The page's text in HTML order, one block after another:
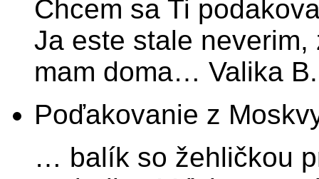
Chcem sa Ti
Ja este stale
mam doma… Valika B.
Poďakovanie z
… balík so žehličkou